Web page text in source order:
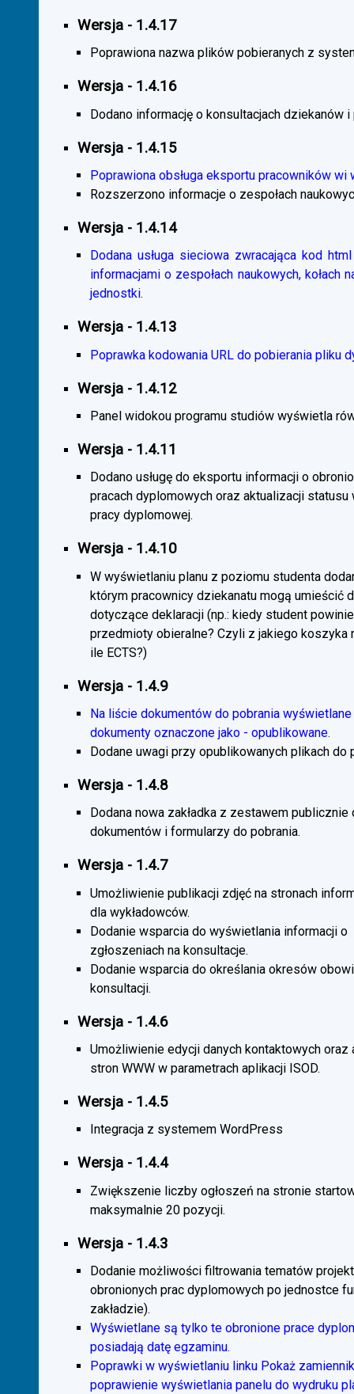
Wersja - 1.4.17
Poprawiona nazwa plików pobieranych z
Wersja - 1.4.16
Dodano informację o konsultacjach dziekanów
Wersja - 1.4.15
Poprawiona obsługa eksportu pracowników wi
Rozszerzono informacje o zespołach
Wersja - 1.4.14
Dodana usługa sieciowa zwracająca kod
informacjami o zespołach naukowych,
jednostki.
Wersja - 1.4.13
Poprawka kodowania URL do pobierania pliku
Wersja - 1.4.12
Panel widokou programu studiów wyświetla
Wersja - 1.4.11
Dodano usługę do eksportu informacji o
pracach dyplomowych oraz aktualizacji
pracy dyplomowej.
Wersja - 1.4.10
W wyświetlaniu planu z poziomu studenta
którym pracownicy dziekanatu mogą umieścić
dotyczące deklaracji (np.: kiedy student
przedmioty obieralne? Czyli z jakiego koszyka
ile ECTS?)
Wersja - 1.4.9
Na liście dokumentów do pobrania
dokumenty oznaczone jako - opublikowane.
Dodane uwagi przy opublikowanych plikach do
Wersja - 1.4.8
Dodana nowa zakładka z zestawem publicznie
dokumentów i formularzy do pobrania.
Wersja - 1.4.7
Umożliwienie publikacji zdjęć na stronach
dla wykładowców.
Dodanie wsparcia do wyświetlania informacji o
zgłoszeniach na konsultacje.
Dodanie wsparcia do określania okresów
konsultacji.
Wersja - 1.4.6
Umożliwienie edycji danych kontaktowych oraz
stron WWW w parametrach aplikacji ISOD.
Wersja - 1.4.5
Integracja z systemem WordPress
Wersja - 1.4.4
Zwiększenie liczby ogłoszeń na stronie
maksymalnie 20 pozycji.
Wersja - 1.4.3
Dodanie możliwości filtrowania tematów
obronionych prac dyplomowych po jednostce
zakładzie).
Wyświetlane są tylko te obronione prace
posiadają datę egzaminu.
Poprawki w wyświetlaniu linku Pokaż
poprawienie wyświetlania panelu do wydruku